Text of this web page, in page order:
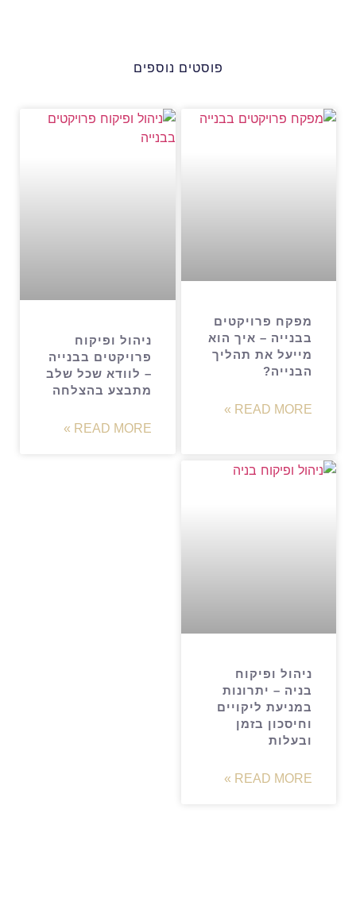
פוסטים נוספים
מפקח פרויקטים
בבנייה – איך הוא
מייעל את תהליך
הבנייה?
READ MORE »
ניהול ופיקוח
פרויקטים בבנייה
– לוודא שכל שלב
מתבצע בהצלחה
READ MORE »
ניהול ופיקוח
בניה – יתרונות
במניעת ליקויים
וחיסכון בזמן
ובעלות
READ MORE »